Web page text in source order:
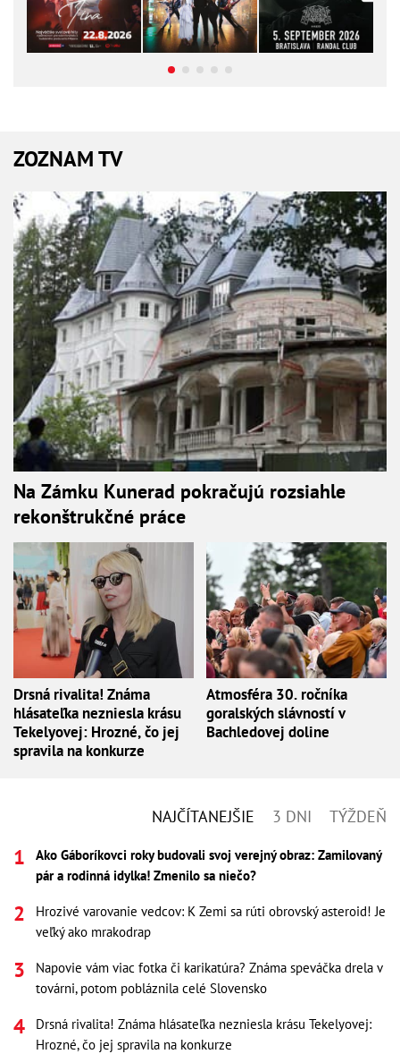
ZOZNAM TV
Na Zámku Kunerad pokračujú rozsiahle
rekonštrukčné práce
Drsná rivalita! Známa
hlásateľka nezniesla krásu
Tekelyovej: Hrozné, čo jej
spravila na konkurze
Atmosféra 30. ročníka
goralských slávností v
Bachledovej doline
NAJČÍTANEJŠIE 3 DNI TÝŽDEŇ
Ako Gáboríkovci roky budovali svoj verejný obraz: Zamilovaný
pár a rodinná idylka! Zmenilo sa niečo?
Hrozivé varovanie vedcov: K Zemi sa rúti obrovský asteroid! Je
veľký ako mrakodrap
Napovie vám viac fotka či karikatúra? Známa speváčka drela v
továrni, potom pobláznila celé Slovensko
Drsná rivalita! Známa hlásateľka nezniesla krásu Tekelyovej:
Hrozné, čo jej spravila na konkurze